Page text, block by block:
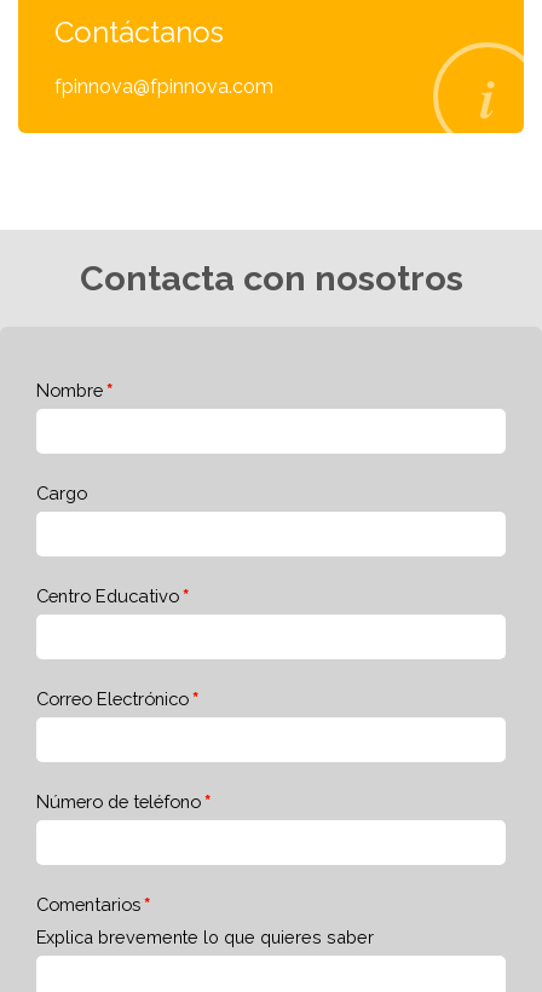
Contáctanos
fpinnova@fpinnova.com
Contacta con nosotros
Nombre
Cargo
Centro Educativo
Correo Electrónico
Número de teléfono
Comentarios
Explica brevemente lo que quieres saber